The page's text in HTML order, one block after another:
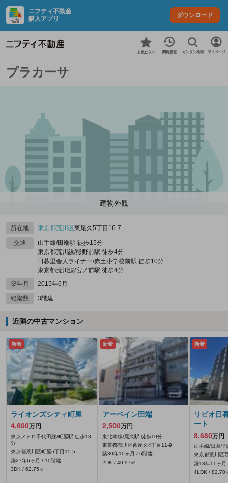
ニフティ不動産
購入アプリ
ダウンロード
お気に入り 閲覧履歴 カンタン検索 マイページ
プラカーサ
建物外観
所在地 東京都荒川区東尾久5丁目16-7
交通
山手線/田端駅 徒歩15分
東京都荒川線/熊野前駅 徒歩4分
日暮里舎人ライナー/赤土小学校前駅 徒歩10分
東京都荒川線/宮ノ前駅 徒歩4分
築年月
2015年6月
総階数 3階建
近隣の中古マンション
新着
ライオンズシティ町屋
4,600万円
東京メトロ千代田線/町屋駅 徒歩13
分
東京都荒川区町屋6丁目15-5
築27年6ヶ月 / 10階建
3DK / 62.75㎡
新着
アーベイン田端
2,500万円
東北本線/尾久駅 徒歩10分
東京都荒川区西尾久4丁目11-9
築30年10ヶ月 / 6階建
2DK / 40.97㎡
新着
リビオ日
ート
8,680万円
山手線/日暮里
東京都荒川区
築13年11ヶ月
4LDK / 82.70